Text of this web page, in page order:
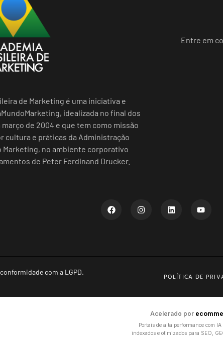
de Marketing é uma iniciativa e
idealizada no final dos
de 2004 e que tem como missão
cultura e práticas da Administração
Marketing, no ambiente corporativo
de Peter Ferdinand Drucker.
Entre em
com a LGPD. POLÍTICA DE
Acelerado por
Portais de alta performance com
indexados e otimizados para SEO,